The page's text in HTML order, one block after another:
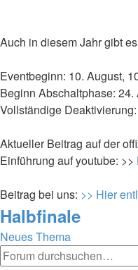
Auch in diesem Jahr gibt
Eventbeginn: 10. August,
Beginn Abschaltphase:
Vollständige
Aktueller Beitrag auf der
Einführung auf youtube: >>
Beitrag bei uns: >> Hier
Halbfinale
Neues Thema